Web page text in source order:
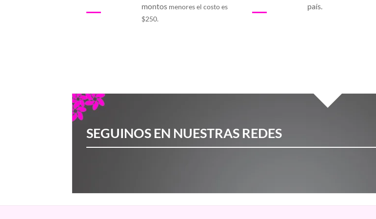
montos menores el costo es
$250.
país.
SEGUINOS EN NUESTRAS REDES